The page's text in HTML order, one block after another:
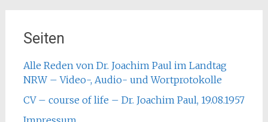
Seiten
Alle Reden von Dr. Joachim Paul im Landtag
NRW – Video-, Audio- und Wortprotokolle
CV – course of life – Dr. Joachim Paul, 19.08.1957